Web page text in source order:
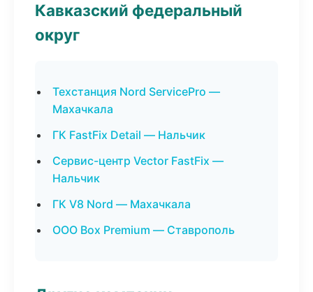
Кавказский федеральный
округ
Техстанция Nord ServicePro —
Махачкала
ГК FastFix Detail — Нальчик
Сервис-центр Vector FastFix —
Нальчик
ГК V8 Nord — Махачкала
ООО Box Premium — Ставрополь